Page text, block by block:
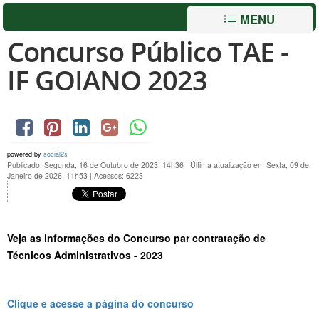
MENU
Concurso Público TAE -
IF GOIANO 2023
powered by social2s
Publicado: Segunda, 16 de Outubro de 2023, 14h36 | Última atualização em Sexta, 09 de
Janeiro de 2026, 11h53 | Acessos: 6223
Veja as informações do Concurso par contratação de
Técnicos Administrativos - 2023
Clique e acesse a página do concurso